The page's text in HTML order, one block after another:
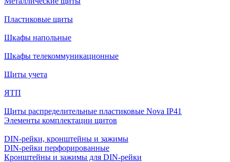
Пластиковые щиты
Шкафы напольные
Шкафы телекоммуникационные
Щиты учета
ЯТП
Щиты распределительные пластиковые Nova IP41
Элементы комплектации щитов
DIN-рейки, кронштейны и зажимы
DIN-рейки перфорированные
Кронштейны и зажимы для DIN-рейки